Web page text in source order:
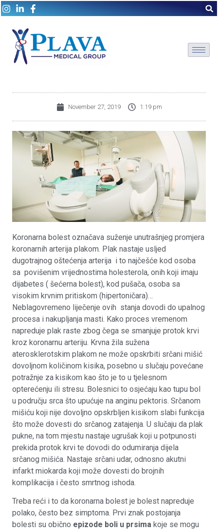
November 27, 2019 1:19 pm
Koronarna bolest označava suženje unutrašnjeg promjera
koronarnih arterija plakom. Plak nastaje usljed
dugotrajnog oštećenja arterija i to najčešće kod osoba
sa povišenim vrijednostima holesterola, onih koji imaju
dijabetes ( šećerna bolest), kod pušača, osoba sa
visokim krvnim pritiskom (hipertoničara)…
Neblagovremeno liječenje ovih stanja dovodi do upalnog
procesa i nakupljanja masti. Kako proces vremenom
napreduje plak raste zbog čega se smanjuje protok krvi
kroz koronarnu arteriju. Krvna žila sužena
aterosklerotskim plakom ne može opskrbiti srčani mišić
dovoljnom količinom kisika, posebno u slučaju povećane
potražnje za kisikom kao što je to u tjelesnom
opterećenju ili stresu. Bolesnici to osjećaju kao tupu bol
u području srca što upućuje na anginu pektoris. Srčanom
mišiću koji nije dovoljno opskrbljen kisikom slabi funkcija
što može dovesti do srčanog zatajenja. U slučaju da plak
pukne, na tom mjestu nastaje ugrušak koji u potpunosti
prekida protok krvi te dovodi do odumiranja dijela
srčanog mišića. Nastaje srčani udar, odnosno akutni
infarkt miokarda koji može dovesti do brojnih
komplikacija i često smrtnog ishoda.
Treba reći i to da koronarna bolest je bolest napreduje
polako, često bez simptoma. Prvi znak postojanja
bolesti su obično epizode boli u prsima koje se mogu